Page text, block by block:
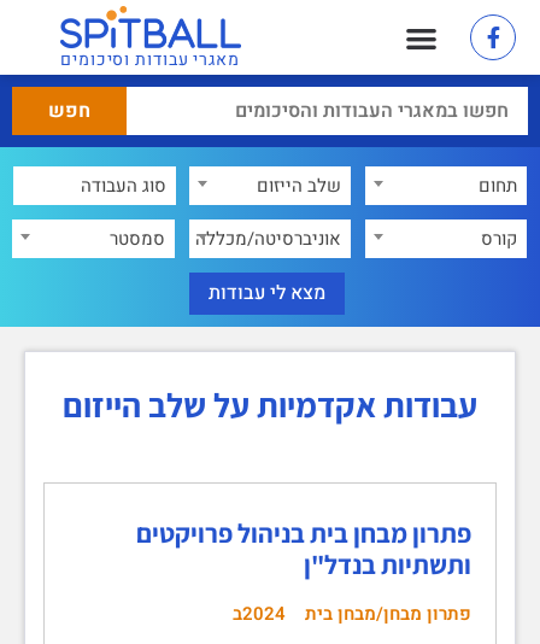
מאגרי עבודות וסיכומים
תחום
שלב הייזום
קורס
אוניברסיטה/מכללה סמסטר
עבודות אקדמיות על שלב הייזום
פתרון מבחן בית בניהול פרויקטים
ותשתיות בנדל"ן
פתרון מבחן/מבחן בית 2024ב